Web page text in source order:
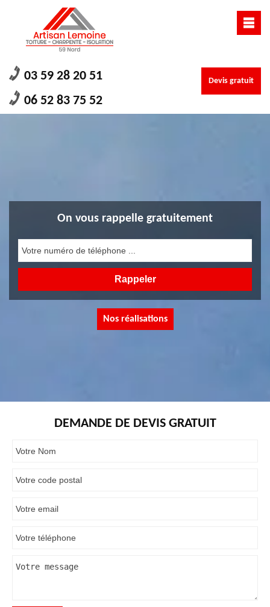
03 59 28 20 51
06 52 83 75 52
Devis gratuit
On vous rappelle gratuitement
Nos réalisations
DEMANDE DE DEVIS GRATUIT